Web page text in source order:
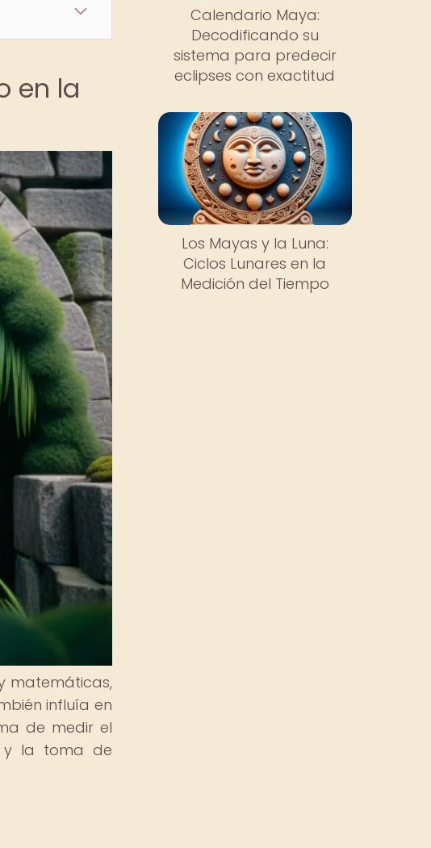
en la
matemáticas,
influía en
de medir el
y la toma de
Calendario Maya:
Decodificando su
sistema para predecir
eclipses con exactitud
Los Mayas y la Luna:
Ciclos Lunares en la
Medición del Tiempo